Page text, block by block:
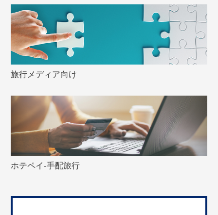
旅行メディア向け
ホテペイ-手配旅行